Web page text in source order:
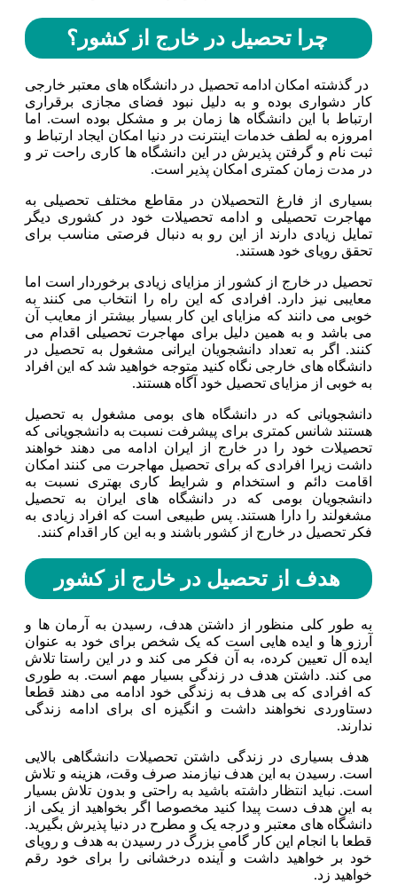
چرا تحصیل در خارج از کشور؟
در گذشته امکان ادامه تحصیل در دانشگاه های معتبر خارجی
کار دشواری بوده و به دلیل نبود فضای مجازی برقراری
ارتباط با این دانشگاه ها زمان بر و مشکل بوده است. اما
امروزه به لطف خدمات اینترنت در دنیا امکان ایجاد ارتباط و
ثبت نام و گرفتن پذیرش در این دانشگاه ها کاری راحت تر و
در مدت زمان کمتری امکان پذیر است.
بسیاری از فارغ التحصیلان در مقاطع مختلف تحصیلی به
مهاجرت تحصیلی و ادامه تحصیلات خود در کشوری دیگر
تمایل زیادی دارند از این رو به دنبال فرصتی مناسب برای
تحقق رویای خود هستند.
تحصیل در خارج از کشور از مزایای زیادی برخوردار است اما
معایبی نیز دارد. افرادی که این راه را انتخاب می کنند به
خوبی می دانند که مزایای این کار بسیار بیشتر از معایب آن
می باشد و به همین دلیل برای مهاجرت تحصیلی اقدام می
کنند. اگر به تعداد دانشجویان ایرانی مشغول به تحصیل در
دانشگاه های خارجی نگاه کنید متوجه خواهید شد که این افراد
به خوبی از مزایای تحصیل خود آگاه هستند.
دانشجویانی که در دانشگاه های بومی مشغول به تحصیل
هستند شانس کمتری برای پیشرفت نسبت به دانشجویانی که
تحصیلات خود را در خارج از ایران ادامه می دهند خواهند
داشت زیرا افرادی که برای تحصیل مهاجرت می کنند امکان
اقامت دائم و استخدام و شرایط کاری بهتری نسبت به
دانشجویان بومی که در دانشگاه های ایران به تحصیل
مشغولند را دارا هستند. پس طبیعی است که افراد زیادی به
فکر تحصیل در خارج از کشور باشند و به این کار اقدام کنند.
هدف از تحصیل در خارج از کشور
به طور کلی منظور از داشتن هدف، رسیدن به آرمان ها و
آرزو ها و ایده هایی است که یک شخص برای خود به عنوان
ایده آل تعیین کرده، به آن فکر می کند و در این راستا تلاش
می کند. داشتن هدف در زندگی بسیار مهم است. به طوری
که افرادی که بی هدف به زندگی خود ادامه می دهند قطعا
دستاوردی نخواهند داشت و انگیزه ای برای ادامه زندگی
ندارند.
هدف بسیاری در زندگی داشتن تحصیلات دانشگاهی بالایی
است‌. رسیدن به این هدف نیازمند صرف وقت، هزینه و تلاش
است. نباید انتظار داشته باشید به راحتی و بدون تلاش بسیار
به این هدف دست پیدا کنید مخصوصا اگر بخواهید از یکی از
دانشگاه های معتبر و درجه یک و مطرح در دنیا پذیرش بگیرید.
قطعا با انجام این کار گامی بزرگ در رسیدن به هدف و رویای
خود بر خواهید داشت و آینده درخشانی را برای خود رقم
خواهید زد‌.